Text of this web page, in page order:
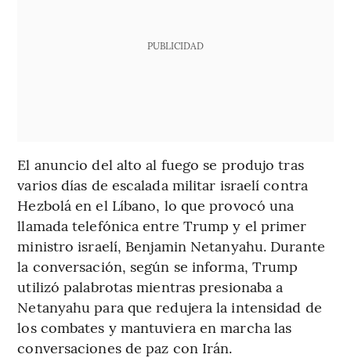
PUBLICIDAD
El anuncio del alto al fuego se produjo tras
varios días de escalada militar israelí contra
Hezbolá en el Líbano, lo que provocó una
llamada telefónica entre Trump y el primer
ministro israelí, Benjamin Netanyahu. Durante
la conversación, según se informa, Trump
utilizó palabrotas mientras presionaba a
Netanyahu para que redujera la intensidad de
los combates y mantuviera en marcha las
conversaciones de paz con Irán.